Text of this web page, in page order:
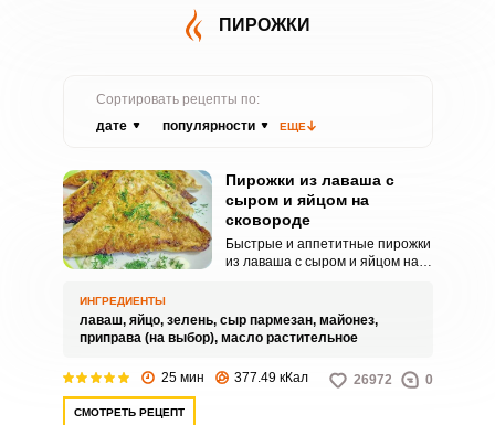
ПИРОЖКИ
Сортировать рецепты по:
дате
популярности ЕЩЕ
Пирожки из лаваша с
сыром и яйцом на
сковороде
Быстрые и аппетитные пирожки
из лаваша с сыром и яйцом на
ИНГРЕДИЕНТЫ
лаваш, яйцо, зелень, сыр пармезан, майонез,
приправа (на выбор), масло растительное
25 мин 377.49 кКал 26972 0
СМОТРЕТЬ РЕЦЕПТ